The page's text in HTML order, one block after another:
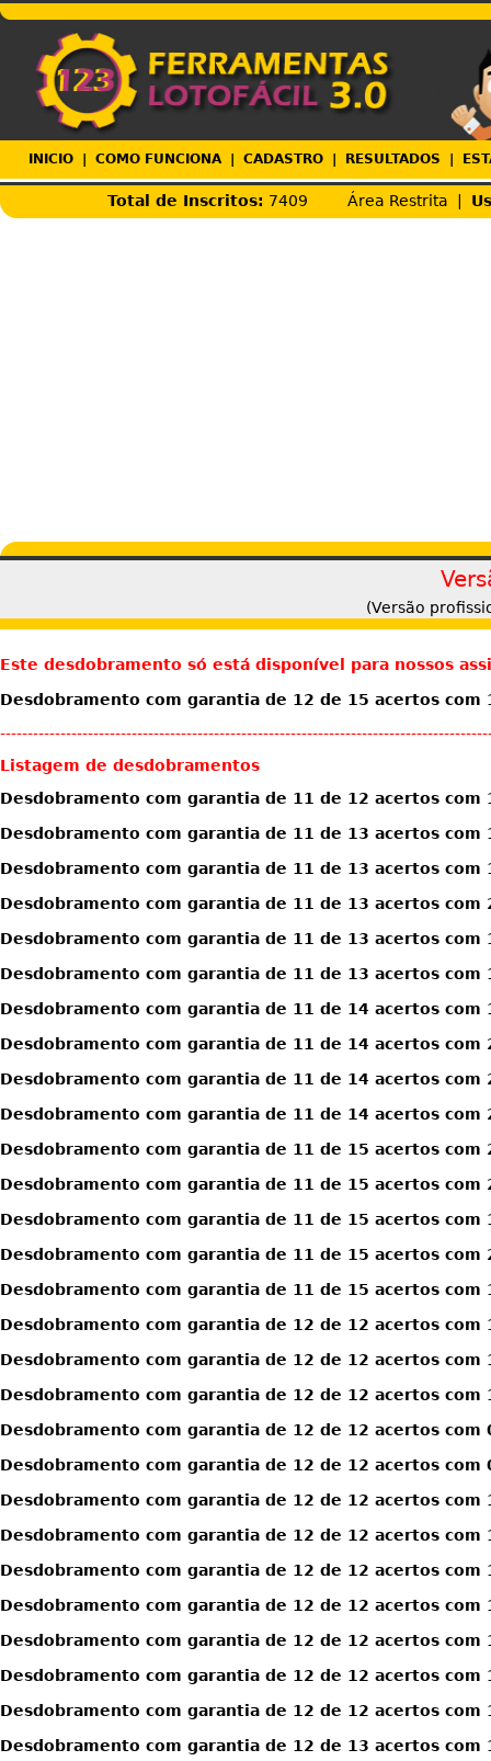
INICIO| COMO FUNCIONA| CADASTRO| RESULTADOS
Total de Inscritos: 7409 Área Restrita |
(Versão
Este desdobramento só está disponível para nossos
Desdobramento com garantia de 12 de 15 acertos com
Listagem de desdobramentos
Desdobramento com garantia de 11 de 12 acertos com
Desdobramento com garantia de 11 de 13 acertos com
Desdobramento com garantia de 11 de 13 acertos com
Desdobramento com garantia de 11 de 13 acertos com
Desdobramento com garantia de 11 de 13 acertos com
Desdobramento com garantia de 11 de 13 acertos com
Desdobramento com garantia de 11 de 14 acertos com
Desdobramento com garantia de 11 de 14 acertos com
Desdobramento com garantia de 11 de 14 acertos com
Desdobramento com garantia de 11 de 14 acertos com
Desdobramento com garantia de 11 de 15 acertos com
Desdobramento com garantia de 11 de 15 acertos com
Desdobramento com garantia de 11 de 15 acertos com
Desdobramento com garantia de 11 de 15 acertos com
Desdobramento com garantia de 11 de 15 acertos com
Desdobramento com garantia de 12 de 12 acertos com
Desdobramento com garantia de 12 de 12 acertos com
Desdobramento com garantia de 12 de 12 acertos com
Desdobramento com garantia de 12 de 12 acertos com
Desdobramento com garantia de 12 de 12 acertos com
Desdobramento com garantia de 12 de 12 acertos com
Desdobramento com garantia de 12 de 12 acertos com
Desdobramento com garantia de 12 de 12 acertos com
Desdobramento com garantia de 12 de 12 acertos com
Desdobramento com garantia de 12 de 12 acertos com
Desdobramento com garantia de 12 de 12 acertos com
Desdobramento com garantia de 12 de 12 acertos com
Desdobramento com garantia de 12 de 13 acertos com